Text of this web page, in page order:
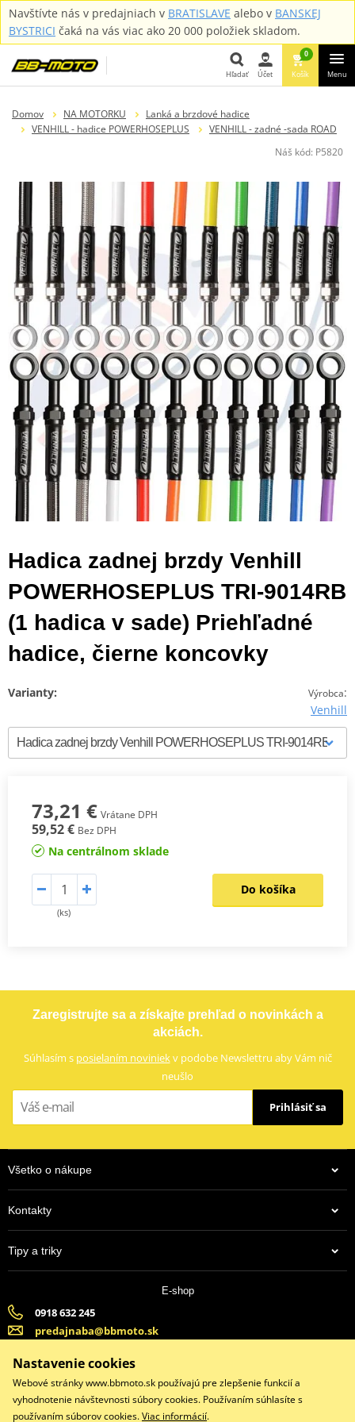
Navštívte nás v predajniach v BRATISLAVE alebo v BANSKEJ
BYSTRICI čaká na vás viac ako 20 000 položiek skladom.
Hľadať Účet
0
Košík Menu
Domov NA MOTORKU
Lanká a brzdové hadice
VENHILL - hadice POWERHOSEPLUS
VENHILL - zadné -sada ROAD
Náš kód: P5820
Hadica zadnej brzdy Venhill
POWERHOSEPLUS TRI-9014RB
(1 hadica v sade) Priehľadné
hadice, čierne koncovky
Výrobca:
Venhill
Varianty:
73,21 € Vrátane DPH
59,52 € Bez DPH
Na centrálnom sklade
(ks)
Do košíka
Zaregistrujte sa a získajte prehľad o novinkách a
akciách.
Súhlasím s posielaním noviniekv podobe Newslettru aby Vám nič
neušlo
Prihlásiť sa
Všetko o nákupe
Kontakty
Tipy a triky
E-shop
0918 632 245
predajnaba@bbmoto.sk
(Po-Pi 9:00-18:00, So-9:00-15:00)
Nastavenie cookies
Webové stránky www.bbmoto.sk používajú pre zlepšenie funkcií a
vyhodnotenie návštevnosti súbory cookies. Používaním súhlasíte s
používaním súborov cookies.Viac informácií.